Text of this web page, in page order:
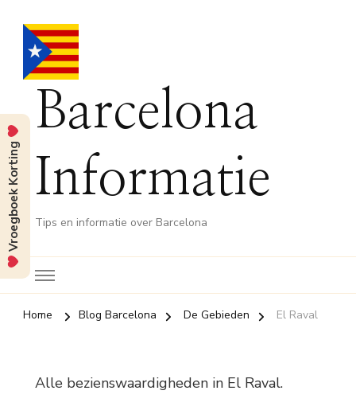
Barcelona
Informatie
Tips en informatie over Barcelona
Home Blog Barcelona De Gebieden El Raval
Alle bezienswaardigheden in El Raval.
Vroegboek Korting